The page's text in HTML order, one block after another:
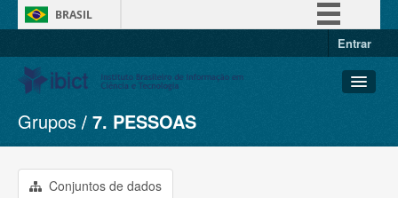
BRASIL
Entrar
Conjuntos de dados
Organizações
Grupos
Grupos 7. PESSOAS
Conjuntos de dados